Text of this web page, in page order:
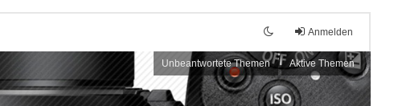
Anmelden
Unbeantwortete Themen Aktive Themen